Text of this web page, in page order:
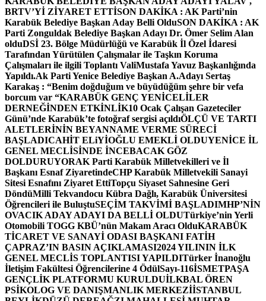
BRTV’Yİ ZİYARET ETTİSON DAKİKA : AK Parti’nin
Karabük Belediye Başkan Aday Belli OlduSON DAKİKA : AK
Parti Zonguldak Belediye Başkan Adayı Dr. Ömer Selim Alan
olduDSİ 23. Bölge Müdürlüğü ve Karabük İl Özel İdaresi
Tarafından Yürütülen Çalışmalar ile Taşkın Koruma
Çalışmaları ile ilgili Toplantı ValiMustafa Yavuz Başkanlığında
Yapıldı.Ak Parti Yenice Belediye Başkan A.Adayı Sertaş
Karakaş : “Benim doğduğum ve büyüdüğüm şehre bir vefa
borcum var “KARABÜK GENÇ YENİCELİLER
DERNEĞİNDEN ETKİNLİK10 Ocak Çalışan Gazeteciler
Günü’nde Karabük’te fotoğraf sergisi açıldıÖLÇÜ VE TARTI
ALETLERİNİN BEYANNAME VERME SÜRECİ
BAŞLADICAHİT ELiYİOĞLU EMEKLİ OLDUYENİCE İL
GENEL MECLİSİNDE İNCEBACAK GÖZ
DOLDURUYORAK Parti Karabük Milletvekilleri ve İl
Başkanı Esnaf ZiyaretindeCHP Karabük Milletvekili Sanayi
Sitesi Esnafını Ziyaret EttiTopçu Siyaset Sahnesine Geri
DöndüMilli Tekvandocu Kübra Dağlı, Karabük Üniversitesi
Öğrencileri ile BuluştuSEÇİM TAKVİMİ BAŞLADIMHP’NİN
OVACIK ADAY ADAYI DA BELLİ OLDUTürkiye’nin Yerli
Otomobili TOGG KBÜ’nün Makam Aracı OlduKARABÜK
TİCARET VE SANAYİ ODASI BAŞKANI FATİH
ÇAPRAZ’IN BASIN AÇIKLAMASI2024 YILININ İLK
GENEL MECLİS TOPLANTISI YAPILDITürker İnanoğlu
İletişim Fakültesi Öğrencilerine 4 ÖdülSayı-116İSMETPAŞA
GENÇLİK PLATFORMU KURULDUİLKBAL ÖREN
PSİKOLOG VE DANIŞMANLIK MERKEZİİSTANBUL